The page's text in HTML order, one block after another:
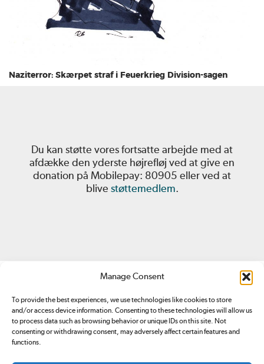
Manage Consent
To provide the best experiences, we use technologies like cookies to store
and/or access device information. Consenting to these technologies will allow us
to process data such as browsing behavior or unique IDs on this site. Not
consenting or withdrawing consent, may adversely affect certain features and
functions.
Naziterror: Skærpet straf i Feuerkrieg Division-sagen
Du kan støtte vores fortsatte arbejde med at
afdække den yderste højrefløj ved at give en
donation på Mobilepay: 80905 eller ved at
blive støttemedlem.
Redox.dk er tilmeldt